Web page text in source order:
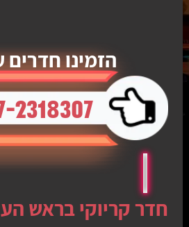
הזמינו חדרים
2318307
חדר קריוקי בראש